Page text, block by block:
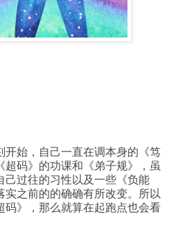
开始，自己一直在调本身的《笃
超码》的功课和《弟子规》，虽
己过往的习性以及一些《负能
之前的的确确有所改变。所以
码》，那么就算在起跑点也会看